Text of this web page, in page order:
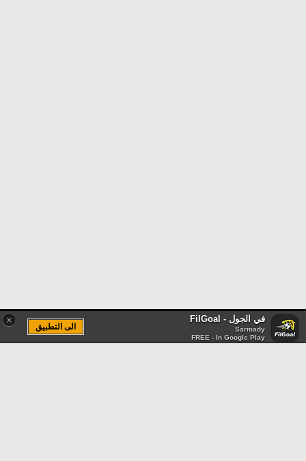
× في الجول - FilGoal
Sarmady
FREE - In Google Play
الى التطبيق